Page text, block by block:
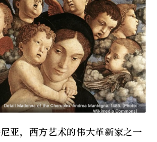
亚，西方艺术的伟大革新家之一